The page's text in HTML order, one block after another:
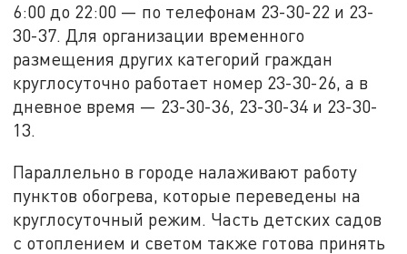
6:00 до 22:00 — по телефонам 23-30-22 и 23-
30-37. Для организации временного
размещения других категорий граждан
круглосуточно работает номер 23-30-26, а в
дневное время — 23-30-36, 23-30-34 и 23-30-
13.
Параллельно в городе налаживают работу
пунктов обогрева, которые переведены на
круглосуточный режим. Часть детских садов
с отоплением и светом также готова принять